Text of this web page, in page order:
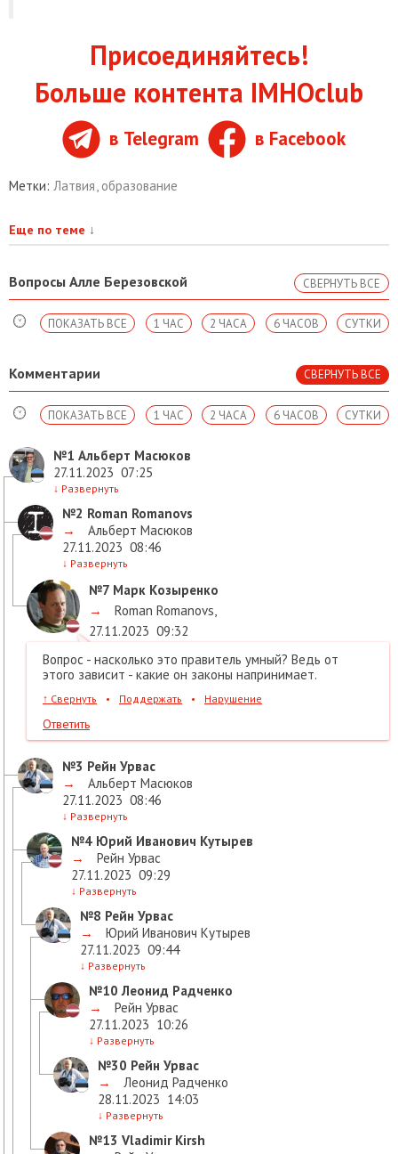
Присоединяйтесь!
Больше контента IMHOclub
в Telegram в Facebook
Метки: Латвия образование
Еще по теме ↓
Вопросы Алле Березовской СВЕРНУТЬ ВСЕ
СУТКИ
6 ЧАСОВ
2 ЧАСА
1 ЧАС
ПОКАЗАТЬ ВСЕ
Комментарии СВЕРНУТЬ ВСЕ
СУТКИ
6 ЧАСОВ
2 ЧАСА
1 ЧАС
ПОКАЗАТЬ ВСЕ
№1 Альберт Масюков
27.11.2023 07:25
↓ Развернуть
№2 Roman Romanovs
→
Альберт Масюков
27.11.2023 08:46
↓ Развернуть
№7 Марк Козыренко
→
Roman Romanovs
27.11.2023 09:32
Вопрос - насколько это правитель умный? Ведь от
этого зависит - какие он законы напринимает.
↑ Свернуть • Поддержать • Нарушение
Ответить
№3 Рейн Урвас
→
Альберт Масюков
27.11.2023 08:46
↓ Развернуть
№4 Юрий Иванович Кутырев
→
Рейн Урвас
27.11.2023 09:29
↓ Развернуть
№8 Рейн Урвас
→
Юрий Иванович Кутырев
27.11.2023 09:44
↓ Развернуть
№10 Леонид Радченко
→
Рейн Урвас
27.11.2023 10:26
↓ Развернуть
№30 Рейн Урвас
→
Леонид Радченко
28.11.2023 14:03
↓ Развернуть
№13 Vladimir Kirsh